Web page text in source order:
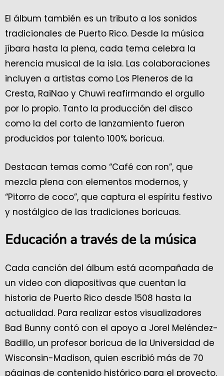
El álbum también es un tributo a los sonidos
tradicionales de Puerto Rico. Desde la música
jíbara hasta la plena, cada tema celebra la
herencia musical de la isla. Las colaboraciones
incluyen a artistas como Los Pleneros de la
Cresta, RaiNao y Chuwi reafirmando el orgullo
por lo propio. Tanto la producción del disco
como la del corto de lanzamiento fueron
producidos por talento 100% boricua.
Destacan temas como “Café con ron”, que
mezcla plena con elementos modernos, y
“Pitorro de coco”, que captura el espíritu festivo
y nostálgico de las tradiciones boricuas.
Educación a través de la música
Cada canción del álbum está acompañada de
un video con diapositivas que cuentan la
historia de Puerto Rico desde 1508 hasta la
actualidad. Para realizar estos visualizadores
Bad Bunny contó con el apoyo a Jorel Meléndez-
Badillo, un profesor boricua de la Universidad de
Wisconsin-Madison, quien escribió más de 70
páginas de contenido histórico para el proyecto.